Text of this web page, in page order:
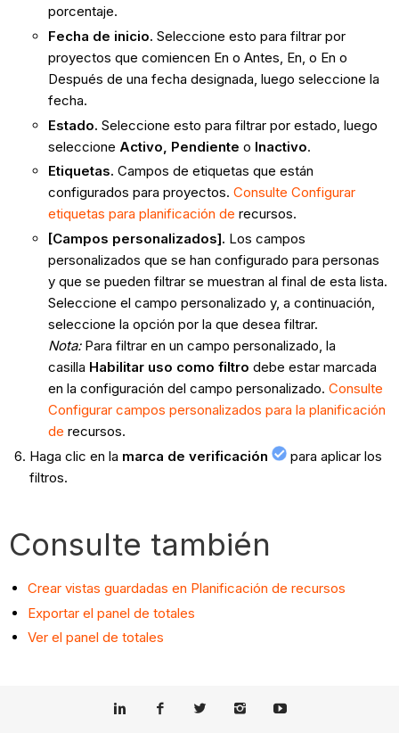
porcentaje.
Fecha de inicio. Seleccione esto para filtrar por
proyectos que comiencen En o Antes, En, o En o
Después de una fecha designada, luego seleccione la
fecha.
Estado. Seleccione esto para filtrar por estado, luego
seleccione Activo, Pendiente o Inactivo.
Etiquetas. Campos de etiquetas que están
configurados para proyectos. Consulte Configurar
etiquetas para planificación de recursos.
[Campos personalizados]. Los campos
personalizados que se han configurado para personas
y que se pueden filtrar se muestran al final de esta lista.
Seleccione el campo personalizado y, a continuación,
seleccione la opción por la que desea filtrar.
Nota: Para filtrar en un campo personalizado, la
casilla Habilitar uso como filtro debe estar marcada
en la configuración del campo personalizado. Consulte
Configurar campos personalizados para la planificación
de recursos.
Haga clic en la marca de verificación
para aplicar los
filtros.
Consulte también
Crear vistas guardadas en Planificación de recursos
Exportar el panel de totales
Ver el panel de totales